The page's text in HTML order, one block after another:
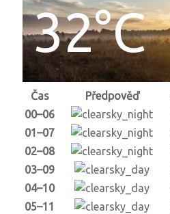
32°C
Čas Předpověď
00–06
01–07
02–08
03–09
04–10
05–11